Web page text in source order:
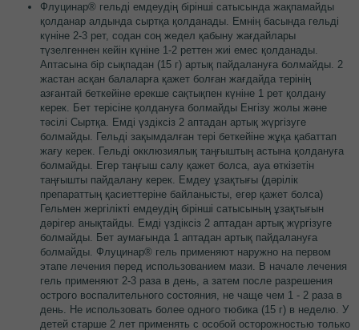
Флуцинар® гельді емдеудің бірінші сатысында жақпамайды
қолданар алдында сыртқа қолданады. Емнің басында гельді
күніне 2-3 рет, содан соң жедел қабыну жағдайлары
түзелгеннен кейін күніне 1-2 реттен жиі емес қолданады.
Аптасына бір сықпадан (15 г) артық пайдалануға болмайды. 2
жастан асқан балаларға қажет болған жағдайда терінің
азғантай беткейіне ерекше сақтықпен күніне 1 рет қолдану
керек. Бет терісіне қолдануға болмайды Енгізу жолы және
тәсілі Сыртқа. Емді үздіксіз 2 аптадан артық жүргізуге
болмайды. Гельді зақымдалған тері беткейіне жұқа қабаттап
жағу керек. Гельді окклюзиялық таңғыштың астына қолдануға
болмайды. Егер таңғыш салу қажет болса, ауа өткізетін
таңғышты пайдалану керек. Емдеу ұзақтығы (дәрілік
препараттың қасиеттеріне байланысты, егер қажет болса)
Гельмен жергілікті емдеудің бірінші сатысының ұзақтығын
дәрігер анықтайды. Емді үздіксіз 2 аптадан артық жүргізуге
болмайды. Бет аумағында 1 аптадан артық пайдалануға
болмайды. Флуцинар® гель применяют наружно на первом
этапе лечения перед использованием мази. В начале лечения
гель применяют 2-3 раза в день, а затем после разрешения
острого воспалительного состояния, не чаще чем 1 - 2 раза в
день. Не использовать более одного тюбика (15 г) в неделю. У
детей старше 2 лет применять с особой осторожностью только